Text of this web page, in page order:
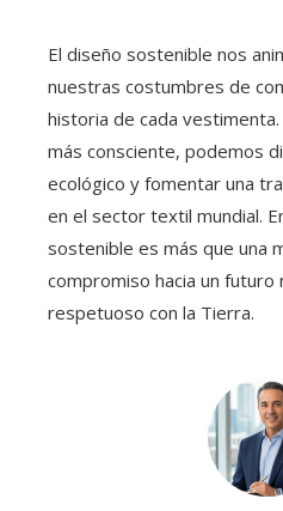
El diseño sostenible nos
nuestras costumbres de
historia de cada
más consciente, podemos
ecológico y fomentar una
en el sector textil mundial.
sostenible es más que una
compromiso hacia un
respetuoso con la Tierra.